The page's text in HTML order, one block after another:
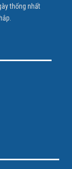
thống nhất